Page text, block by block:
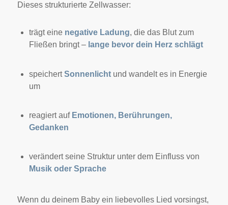
Dieses strukturierte Zellwasser:
trägt eine negative Ladung, die das Blut zum
Fließen bringt – lange bevor dein Herz schlägt
speichertSonnenlichtund wandelt es in Energie
um
reagiert auf Emotionen, Berührungen,
Gedanken
verändert seine Struktur unter dem Einfluss von
Musik oder Sprache
Wenn du deinem Baby ein liebevolles Lied vorsingst,